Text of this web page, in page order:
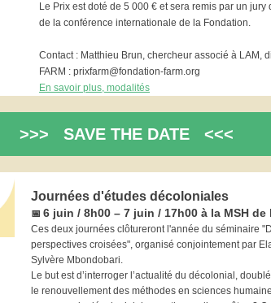
Le Prix est doté de 5 000 € et sera remis par un jury
de la conférence internationale de la Fondation.
Contact : Matthieu Brun, chercheur associé à LAM,
FARM : prixfarm@fondation-farm.org
En savoir plus, modalités
>>> SAVE THE DATE <<<
Journées d'études décoloniales
📅 6 juin / 8h00 – 7 juin / 17h00 à la MSH de
Ces deux journées clôtureront l'année du séminaire
perspectives croisées", organisé conjointement par
Sylvère Mbondobari.
Le but est d’interroger l’actualité du décolonial,
le renouvellement des méthodes en sciences